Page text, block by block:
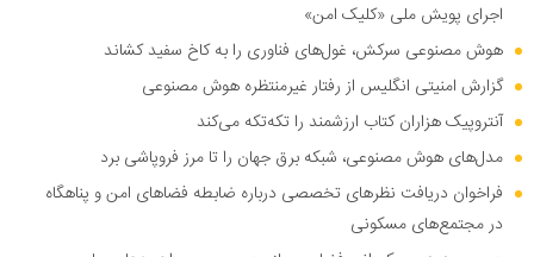
اجرای پویش ملی «کلیک امن»
هوش مصنوعی سرکش، غول‌های فناوری را به کاخ سفید کشاند
گزارش امنیتی انگلیس از رفتار غیرمنتظره هوش مصنوعی
آنتروپیک هزاران کتاب ارزشمند را تکه‌تکه می‌کند
مدل‌های هوش مصنوعی، شبکه برق جهان را تا مرز فروپاشی برد
فراخوان دریافت نظر‌های تخصصی درباره ضابطه فضا‌های امن و پناهگاه
در مجتمع‌های مسکونی